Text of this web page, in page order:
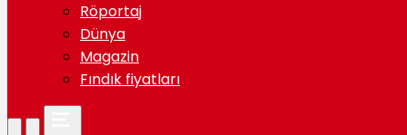
Röportaj
Dünya
Magazin
Fındık fiyatları